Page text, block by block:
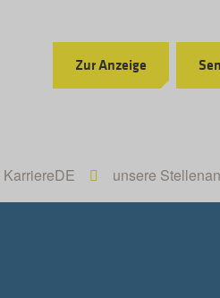
Zur Anzeige
unsere